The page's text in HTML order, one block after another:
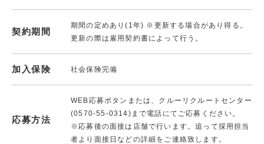
契約期間
期間の定めあり(1年) ※更新する場合があり得る。
更新の際は雇用契約書によって行う。
加入保険 社会保険完備
応募方法
WEB応募ボタンまたは、クルーリクルートセンター
(0570-55-0314)まで電話にてご応募ください。
※応募後の面接は店舗で行います。追って採用担当
者より面接日などの詳細をご連絡致します。